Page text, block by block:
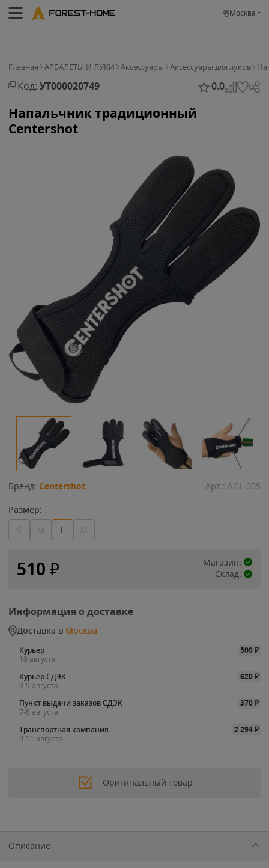
Москва
Главная АРБАЛЕТЫ И ЛУКИ Аксессуары Аксессуары для луков
Код: УТ000020749 0.0
Напальчник традиционный
Centershot
Бренд: Centershot Арт.: AGL-005
Размер:
S
M L XL
510 ₽
Магазин:
Склад:
Информация о доставке
Доставка в Москва
Курьер 500₽
10 августа
Курьер СДЭК
620₽
8-9 августа
Пункт выдачи заказов СДЭК
370₽
7-8 августа
Транспортная компания
2 294₽
9-11 августа
Оригинальный товар
Описание